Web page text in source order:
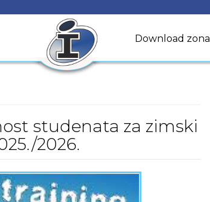
Download zona
studenata za zimski
2026.